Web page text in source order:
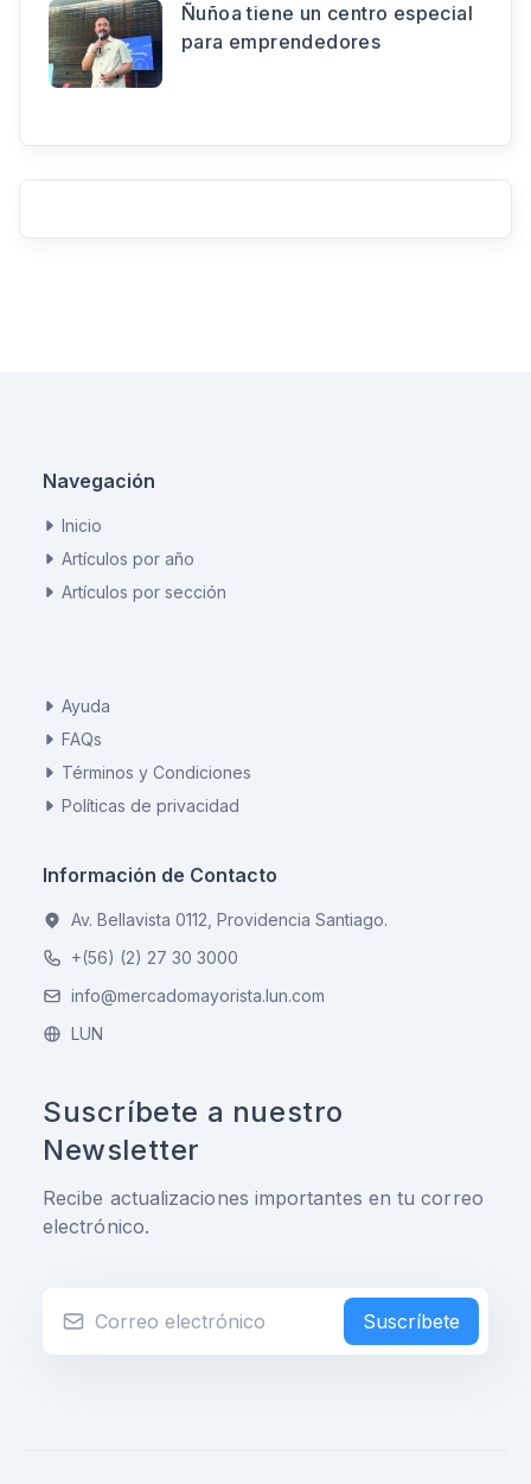
Ñuñoa tiene un centro especial
para emprendedores
Navegación
Inicio
Artículos por año
Artículos por sección
Ayuda
FAQs
Términos y Condiciones
Políticas de privacidad
Información de Contacto
Av. Bellavista 0112, Providencia Santiago.
+(56) (2) 27 30 3000
info@mercadomayorista.lun.com
LUN
Suscríbete a nuestro
Newsletter
Recibe actualizaciones importantes en tu correo
electrónico.
Suscríbete